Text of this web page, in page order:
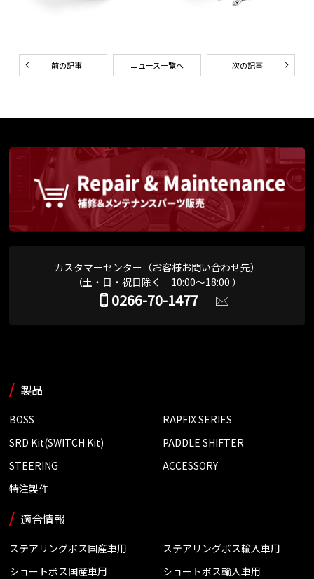
前の記事 ニュース一覧へ 次の記事
カスタマーセンター（お客様お問い合わせ先）
（土・日・祝日除く 10:00～18:00 ）
0266-70-1477
製品
BOSS
RAPFIX SERIES
SRD Kit(SWITCH Kit)
PADDLE SHIFTER
STEERING
ACCESSORY
特注製作
適合情報
ステアリングボス国産車用
ステアリングボス輸入車用
ショートボス国産車用
ショートボス輸入車用